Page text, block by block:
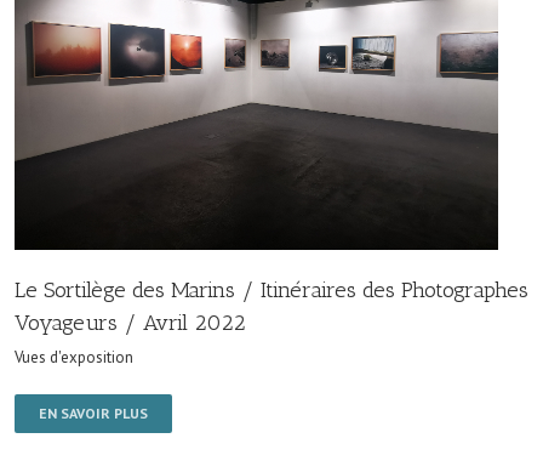
Le Sortilège des Marins / Itinéraires des Photographes
Voyageurs / Avril 2022
Vues d'exposition
EN SAVOIR PLUS